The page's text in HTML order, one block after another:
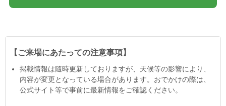
【ご来場にあたっての注意事項】
掲載情報は隨時更新しておりますが、天候等の影響により、
内容が変更となっている場合があります。おでかけの際は、
公式サイト等で事前に最新情報をご確認ください。